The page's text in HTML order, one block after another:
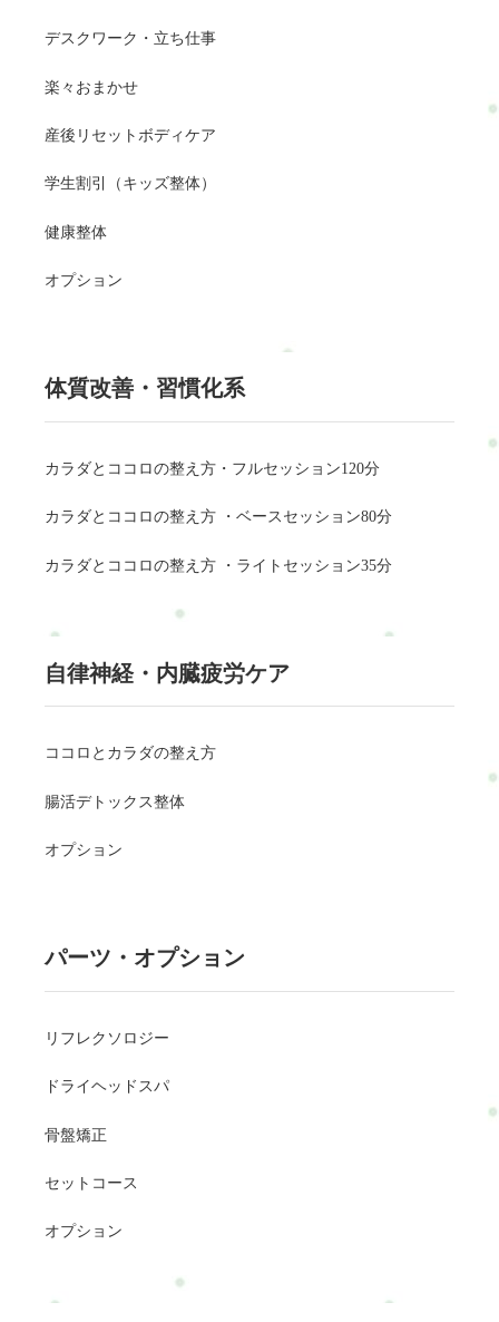
デスクワーク・立ち仕事
楽々おまかせ
産後リセットボディケア
学生割引（キッズ整体）
健康整体
オプション
体質改善・習慣化系
カラダとココロの整え方・フルセッション120分
カラダとココロの整え方 ・ベースセッション80分
カラダとココロの整え方 ・ライトセッション35分
自律神経・内臓疲労ケア
ココロとカラダの整え方
腸活デトックス整体
オプション
パーツ・オプション
リフレクソロジー
ドライヘッドスパ
骨盤矯正
セットコース
オプション